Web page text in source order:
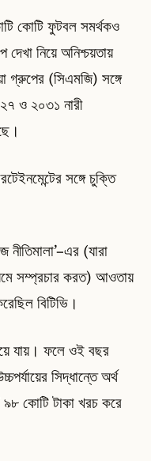
কোটি ফুটবল সমর্থকও
নিয়ে অনিশ্চয়তায়
গ্রুপের (সিএমজি) সঙ্গে
ও ২০৩১ নারী
সঙ্গে চুক্তি
(যারা
সম্প্রচার করত) আওতায়
বিটিভি।
যায়। ফলে ওই বছর
সিদ্ধান্তে অর্থ
৯৮ কোটি টাকা খরচ করে